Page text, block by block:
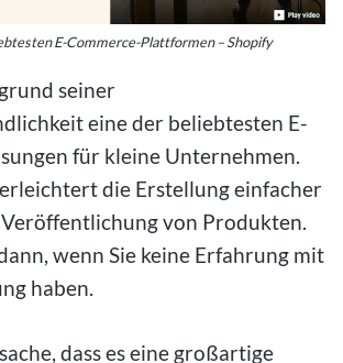
E-Commerce-Plattformen – Shopify
seiner
eine der beliebtesten E-
für kleine Unternehmen.
die Erstellung einfacher
Veröffentlichung von Produkten.
wenn Sie keine Erfahrung mit
haben.
dass es eine großartige